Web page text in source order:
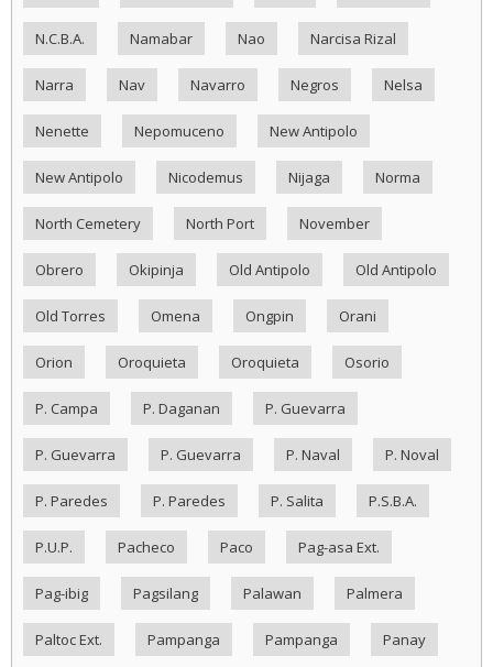
N.C.B.A. Namabar Nao Narcisa Rizal
Narra Nav Navarro Negros Nelsa
Nenette Nepomuceno New Antipolo
New Antipolo Nicodemus Nijaga Norma
North Cemetery North Port November
Obrero Okipinja Old Antipolo Old Antipolo
Old Torres Omena Ongpin Orani
Orion Oroquieta Oroquieta Osorio
P. Campa P. Daganan P. Guevarra
P. Guevarra P. Guevarra P. Naval P. Noval
P. Paredes P. Paredes P. Salita P.S.B.A.
P.U.P. Pacheco Paco Pag-asa Ext.
Pag-ibig Pagsilang Palawan Palmera
Paltoc Ext. Pampanga Pampanga Panay